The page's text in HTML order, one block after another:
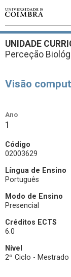
UNIDADE
Perceção
Visão
Ano
1
Código
02003629
Língua de Ensino
Português
Modo de Ensino
Presencial
Créditos ECTS
6.0
Nível
2º Ciclo - Mestrado